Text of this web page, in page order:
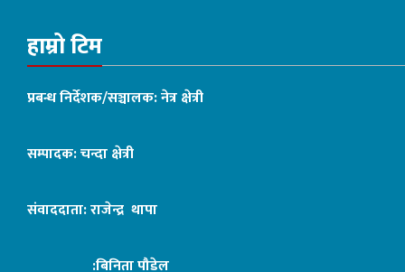
हाम्रो टिम
प्रबन्ध निर्देशक/सञ्चालक: नेत्र क्षेत्री
सम्पादक: चन्दा क्षेत्री
संवाददाता: राजेन्द्र थापा
:बिनिता पौडेल